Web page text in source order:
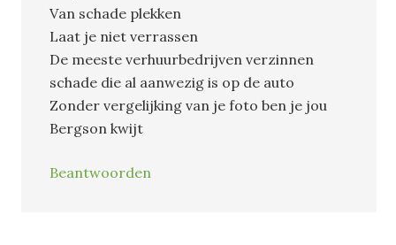
Van schade plekken
Laat je niet verrassen
De meeste verhuurbedrijven verzinnen
schade die al aanwezig is op de auto
Zonder vergelijking van je foto ben je jou
Bergson kwijt
Beantwoorden